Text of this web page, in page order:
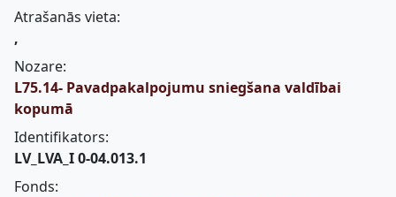
Atrašanās vieta:
,
Nozare:
L75.14- Pavadpakalpojumu sniegšana valdībai
kopumā
Identifikators:
LV_LVA_I 0-04.013.1
Fonds: